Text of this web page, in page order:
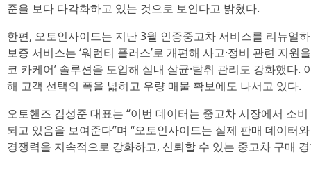
준을 보다 다각화하고 있는 것으로 보인다고 밝혔다.
한편, 오토인사이드는 지난 3월 인증중고차 서비스를 리뉴얼
보증 서비스는 ‘워런티 플러스’로 개편해 사고·정비 관련 지원
코 카케어’ 솔루션을 도입해 실내 살균·탈취 관리도 강화했다.
해 고객 선택의 폭을 넓히고 우량 매물 확보에도 나서고 있다.
오토핸즈 김성준 대표는 “이번 데이터는 중고차 시장에서 소
되고 있음을 보여준다”며 “오토인사이드는 실제 판매 데이터
경쟁력을 지속적으로 강화하고, 신뢰할 수 있는 중고차 구매